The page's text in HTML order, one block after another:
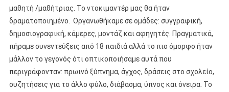
μαθητή /μαθήτριας. Το ντοκιμαντέρ μας θα ήταν
δραματοποιημένο. Οργανωθήκαμε σε ομάδες: συγγραφική,
δημοσιογραφική, κάμερες, μοντάζ και αφηγητές. Πραγματικά,
πήραμε συνεντεύξεις από 18 παιδιά αλλά το πιο όμορφο ήταν
μάλλον το γεγονός ότι οπτικοποιήσαμε αυτά που
περιγράφονταν: πρωινό ξύπνημα, άγχος, δράσεις στο σχολείο,
συζητήσεις για το άλλο φύλο, διάβασμα, ύπνος και όνειρα. Το